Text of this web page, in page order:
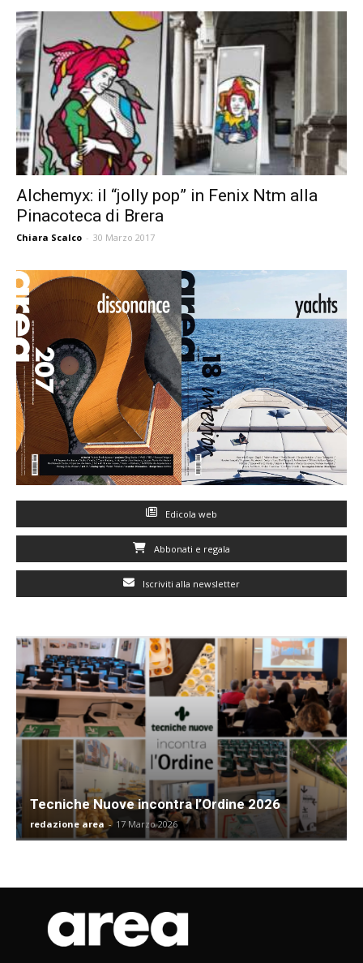
Alchemyx: il “jolly pop” in Fenix Ntm alla
Pinacoteca di Brera
Chiara Scalco - 30 Marzo 2017
Edicola web
Abbonati e regala
Iscriviti alla newsletter
Tecniche Nuove incontra l’Ordine 2026
redazione area - 17 Marzo 2026